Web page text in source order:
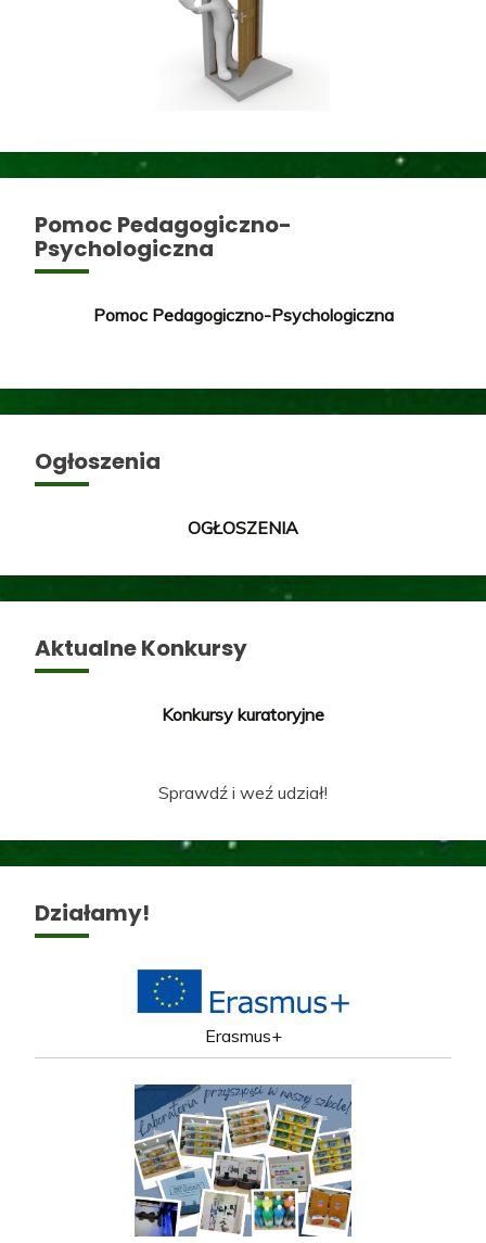
Pomoc Pedagogiczno-
Psychologiczna
Pomoc Pedagogiczno-Psychologiczna
Ogłoszenia
OGŁOSZENIA
Aktualne Konkursy
Konkursy kuratoryjne
Sprawdź i weź udział!
Działamy!
Erasmus+